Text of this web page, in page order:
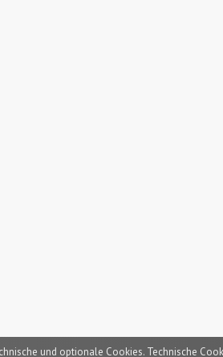
und optionale Cookies. Technische